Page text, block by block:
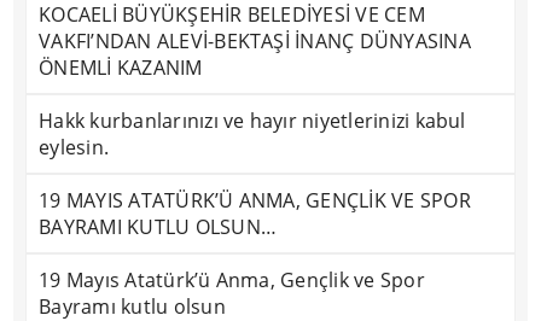
KOCAELİ BÜYÜKŞEHİR BELEDİYESİ VE CEM
VAKFI’NDAN ALEVİ-BEKTAŞİ İNANÇ DÜNYASINA
ÖNEMLİ KAZANIM
Hakk kurbanlarınızı ve hayır niyetlerinizi kabul
eylesin.
19 MAYIS ATATÜRK’Ü ANMA, GENÇLİK VE SPOR
BAYRAMI KUTLU OLSUN…
19 Mayıs Atatürk’ü Anma, Gençlik ve Spor
Bayramı kutlu olsun